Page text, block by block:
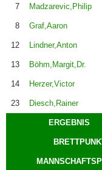
7 Madzarevic,Philip
8 Graf,Aaron
12 Lindner,Anton
13 Böhm,Margit,Dr.
14 Herzer,Victor
23 Diesch,Rainer
ERGEBNIS